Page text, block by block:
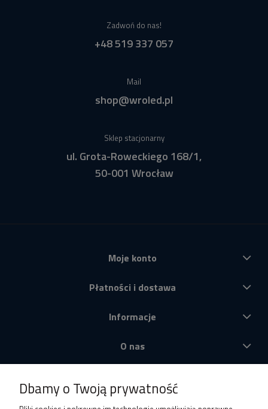
Zadwoń do nas!
+48 519 337 057
Mail
shop@wroled.pl
Sklep stacjonarny
ul. Grota-Roweckiego 168/1,
50-001 Wrocław
Moje konto
Płatności i dostawa
Informacje
O nas
Dbamy o Twoją prywatność